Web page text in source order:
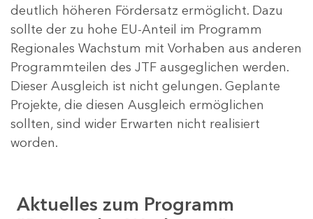
deutlich höheren Fördersatz ermöglicht. Dazu
sollte der zu hohe EU-Anteil im Programm
Regionales Wachstum mit Vorhaben aus anderen
Programmteilen des JTF ausgeglichen werden.
Dieser Ausgleich ist nicht gelungen. Geplante
Projekte, die diesen Ausgleich ermöglichen
sollten, sind wider Erwarten nicht realisiert
worden.
Aktuelles zum Programm